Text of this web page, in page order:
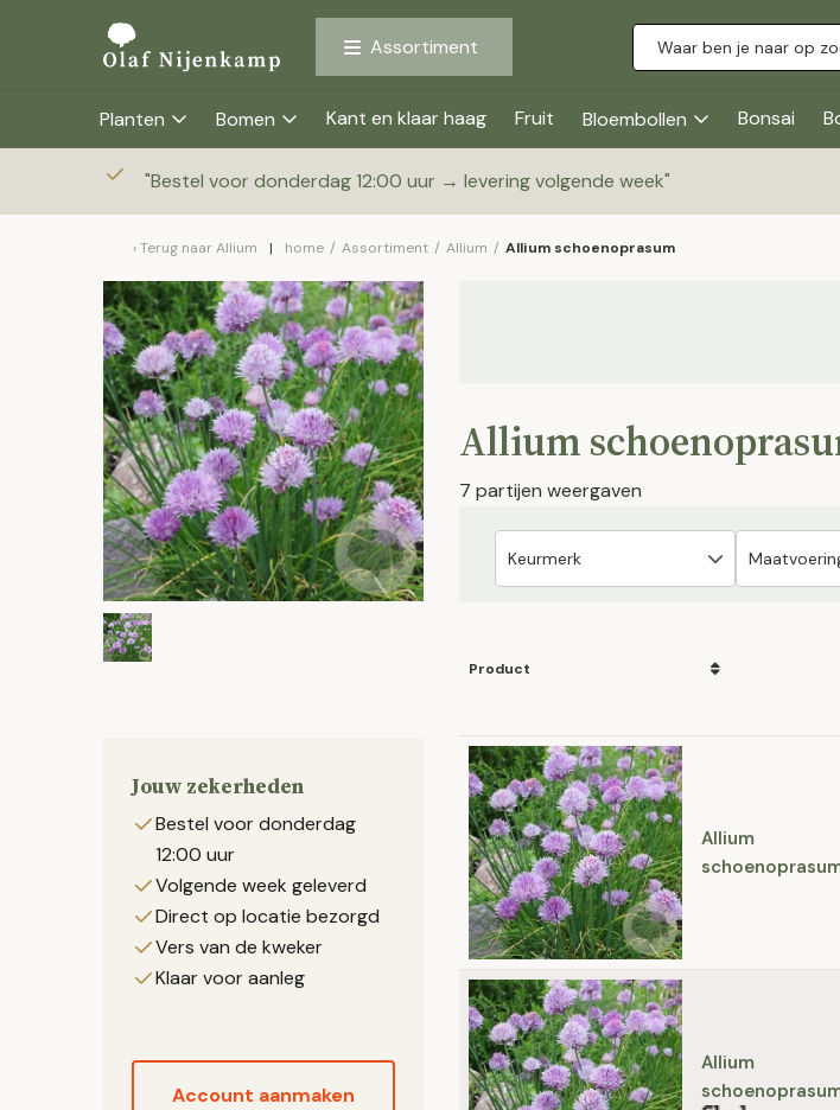
Assortiment
Planten Bomen Kant en klaar haag Fruit Bloembollen Bonsai
"Bestel voor donderdag 12:00 uur → levering volgende week"
Terug naar Allium home / Assortiment / Allium / Allium schoenoprasum
Jouw zekerheden
Bestel voor donderdag
12:00 uur
Volgende week geleverd
Direct op locatie bezorgd
Vers van de kweker
Klaar voor aanleg
Account aanmaken
Allium
7 partijen weergaven
Product
Allium
Allium